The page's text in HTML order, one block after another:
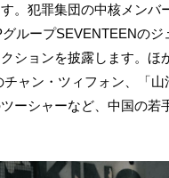
。犯罪集団の中核メンバ
ループSEVENTEENのジ
ションを披露します。ほ
ャン・ツィフォン、「山
ーシャーなど、中国の若